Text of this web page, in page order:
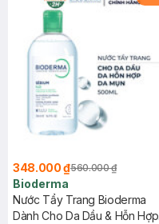
348.000 ₫560.000 ₫
Bioderma
Nước Tẩy Trang Bioderma
Dành Cho Da Dầu & Hỗn Hợp